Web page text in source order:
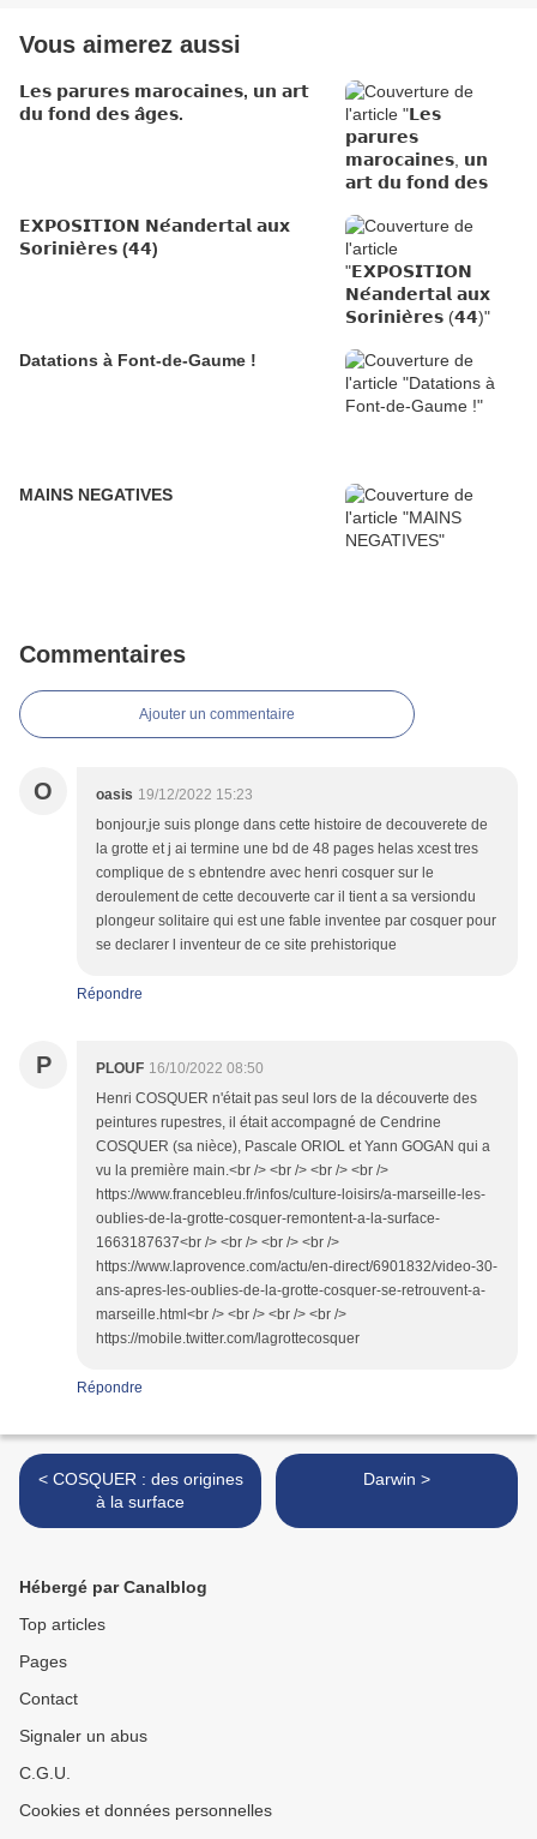
Vous aimerez aussi
𝗟𝗲𝘀 𝗽𝗮𝗿𝘂𝗿𝗲𝘀 𝗺𝗮𝗿𝗼𝗰𝗮𝗶𝗻𝗲𝘀, 𝘂𝗻 𝗮𝗿𝘁
𝗱𝘂 𝗳𝗼𝗻𝗱 𝗱𝗲𝘀 𝗮̂𝗴𝗲𝘀.
𝗘𝗫𝗣𝗢𝗦𝗜𝗧𝗜𝗢𝗡 𝗡𝗲́𝗮𝗻𝗱𝗲𝗿𝘁𝗮𝗹 𝗮𝘂𝘅
𝗦𝗼𝗿𝗶𝗻𝗶𝗲̀𝗿𝗲𝘀 (𝟰𝟰)
Datations à Font-de-Gaume !
MAINS NEGATIVES
Commentaires
Ajouter un commentaire
O oasis 19/12/2022 15:23
bonjour,je suis plonge dans cette histoire de decouverete de
la grotte et j ai termine une bd de 48 pages helas xcest tres
complique de s ebntendre avec henri cosquer sur le
deroulement de cette decouverte car il tient a sa versiondu
plongeur solitaire qui est une fable inventee par cosquer pour
se declarer l inventeur de ce site prehistorique
Répondre
P PLOUF 16/10/2022 08:50
Henri COSQUER n'était pas seul lors de la découverte des
peintures rupestres, il était accompagné de Cendrine
COSQUER (sa nièce), Pascale ORIOL et Yann GOGAN qui a
vu la première main.<br /> <br /> <br /> <br />
https://www.francebleu.fr/infos/culture-loisirs/a-marseille-les-
oublies-de-la-grotte-cosquer-remontent-a-la-surface-
1663187637<br /> <br /> <br /> <br />
https://www.laprovence.com/actu/en-direct/6901832/video-30-
ans-apres-les-oublies-de-la-grotte-cosquer-se-retrouvent-a-
marseille.html<br /> <br /> <br /> <br />
https://mobile.twitter.com/lagrottecosquer
Répondre
< COSQUER : des origines
à la surface
Darwin >
Hébergé par Canalblog
Top articles
Pages
Contact
Signaler un abus
C.G.U.
Cookies et données personnelles